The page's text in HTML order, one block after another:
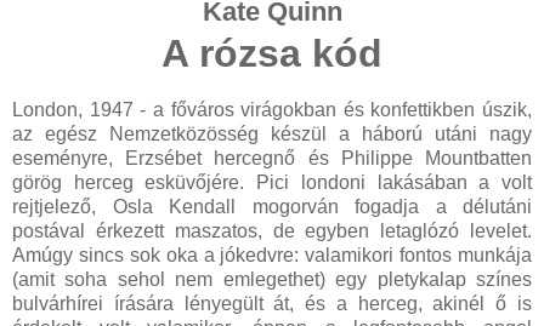
Kate Quinn
A rózsa kód
London, 1947 - a főváros virágokban és konfettikben úszik,
az egész Nemzetközösség készül a háború utáni nagy
eseményre, Erzsébet hercegnő és Philippe Mountbatten
görög herceg esküvőjére. Pici londoni lakásában a volt
rejtjelező, Osla Kendall mogorván fogadja a délutáni
postával érkezett maszatos, de egyben letaglózó levelet.
Amúgy sincs sok oka a jókedvre: valamikori fontos munkája
(amit soha sehol nem emlegethet) egy pletykalap színes
bulvárhírei írására lényegült át, és a herceg, akinél ő is